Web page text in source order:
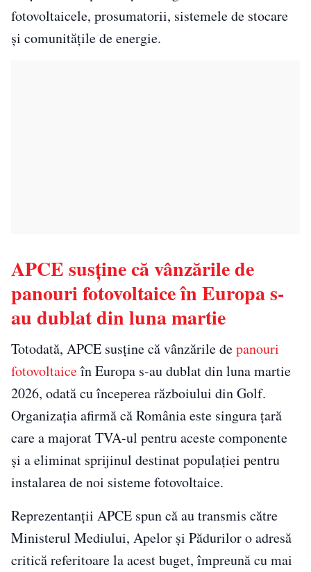
fotovoltaicele, prosumatorii, sistemele de stocare
și comunitățile de energie.
APCE susține că vânzările de
panouri fotovoltaice în Europa s-
au dublat din luna martie
Totodată, APCE susține că vânzările depanouri
fotovoltaiceîn Europa s-au dublat din luna martie
2026, odată cu începerea războiului din Golf.
Organizația afirmă că România este singura țară
care a majorat TVA-ul pentru aceste componente
și a eliminat sprijinul destinat populației pentru
instalarea de noi sisteme fotovoltaice.
Reprezentanții APCE spun că au transmis către
Ministerul Mediului, Apelor și Pădurilor o adresă
critică referitoare la acest buget, împreună cu mai